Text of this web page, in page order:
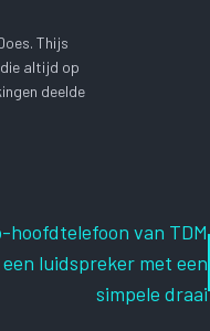
Thijs
altijd op
deelde
hoofdtelefoon van TDM
luidspreker met een
simpele draai